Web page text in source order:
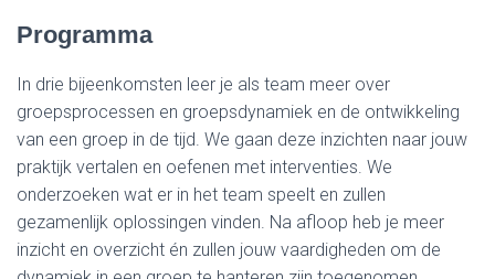
Programma
In drie bijeenkomsten leer je als team meer over
groepsprocessen en groepsdynamiek en de ontwikkeling
van een groep in de tijd. We gaan deze inzichten naar jouw
praktijk vertalen en oefenen met interventies. We
onderzoeken wat er in het team speelt en zullen
gezamenlijk oplossingen vinden. Na afloop heb je meer
inzicht en overzicht én zullen jouw vaardigheden om de